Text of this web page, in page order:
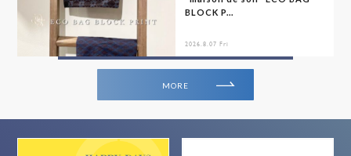
BLOCK P...
2026.8.07 Fri
MORE